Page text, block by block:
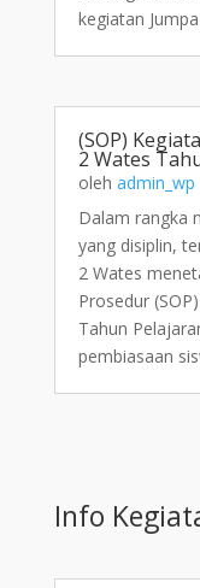
kegiatan
(SOP)
2 Wates
oleh admin_wp
Dalam rangka
yang disiplin,
2 Wates
Prosedur
Tahun
pembiasaan
Info